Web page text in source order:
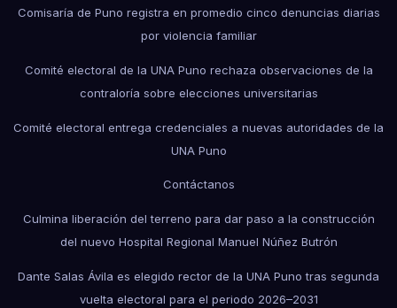
Comisaría de Puno registra en promedio cinco denuncias diarias
por violencia familiar
Comité electoral de la UNA Puno rechaza observaciones de la
contraloría sobre elecciones universitarias
Comité electoral entrega credenciales a nuevas autoridades de la
UNA Puno
Contáctanos
Culmina liberación del terreno para dar paso a la construcción
del nuevo Hospital Regional Manuel Núñez Butrón
Dante Salas Ávila es elegido rector de la UNA Puno tras segunda
vuelta electoral para el periodo 2026–2031